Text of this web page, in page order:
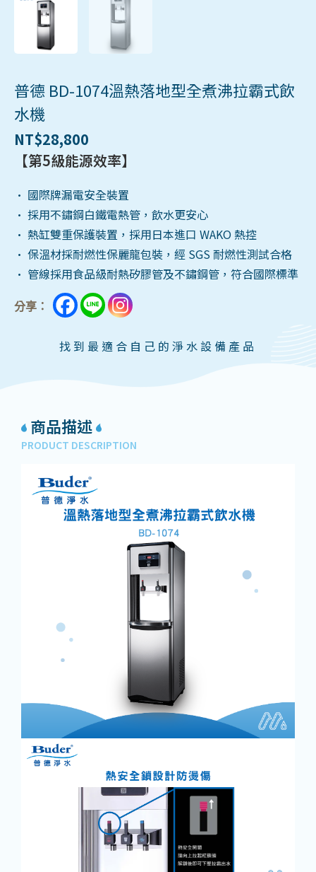
普德 BD-1074溫熱落地型全煮沸拉霸式飲
水機
NT$28,800
【第5級能源效率】
• 國際牌漏電安全裝置
• 採用不鏽鋼白鐵電熱管，飲水更安心
• 熱缸雙重保護裝置，採用日本進口 WAKO 熱控
• 保溫材採耐燃性保麗龍包裝，經 SGS 耐燃性測試合格
• 管線採用食品級耐熱矽膠管及不鏽鋼管，符合國際標準
分享：
找到最適合自己的淨水設備產品
商品描述
PRODUCT DESCRIPTION